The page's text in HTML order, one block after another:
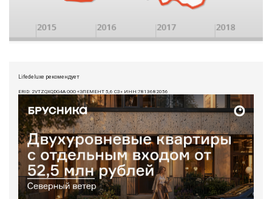
Lifedeluxe рекомендует
ERID: 2VTZQXQDG4A ООО «ЭЛЕМЕНТ 5,6 СЗ» ИНН:7813682056